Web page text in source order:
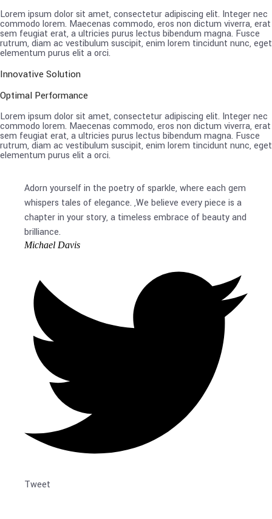
Lorem ipsum dolor sit amet, consectetur adipiscing elit. Integer nec
commodo lorem. Maecenas commodo, eros non dictum viverra, erat
sem feugiat erat, a ultricies purus lectus bibendum magna. Fusce
rutrum, diam ac vestibulum suscipit, enim lorem tincidunt nunc, eget
elementum purus elit a orci.
Innovative Solution
Optimal Performance
Lorem ipsum dolor sit amet, consectetur adipiscing elit. Integer nec
commodo lorem. Maecenas commodo, eros non dictum viverra, erat
sem feugiat erat, a ultricies purus lectus bibendum magna. Fusce
rutrum, diam ac vestibulum suscipit, enim lorem tincidunt nunc, eget
elementum purus elit a orci.
Adorn yourself in the poetry of sparkle, where each gem
whispers tales of elegance. ,We believe every piece is a
chapter in your story, a timeless embrace of beauty and
brilliance.
Michael Davis
Tweet